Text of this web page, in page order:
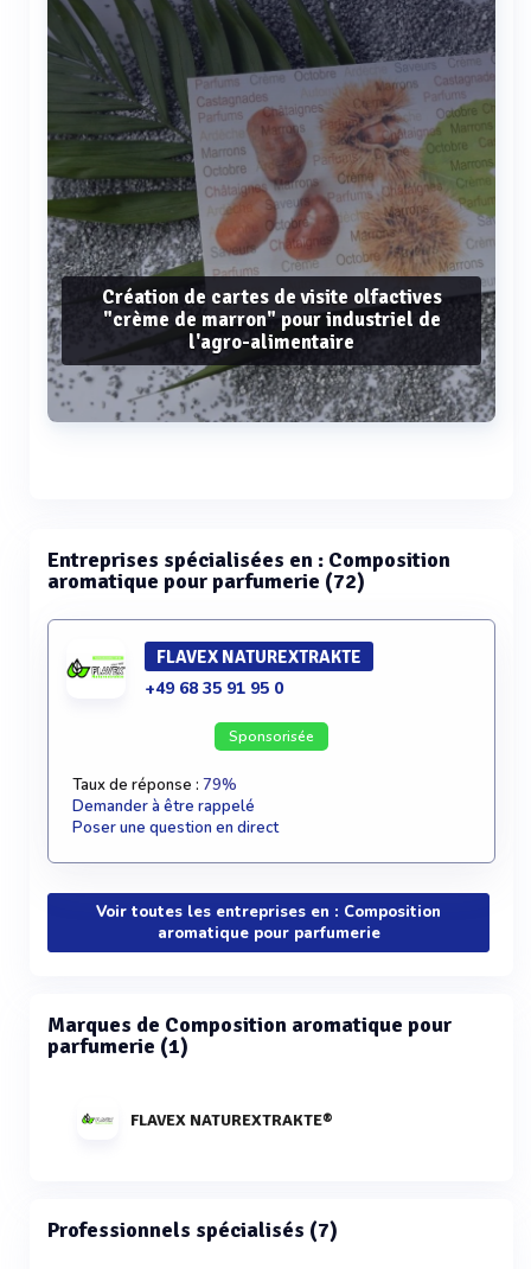
Création de cartes de visite olfactives
"crème de marron" pour industriel de
l'agro-alimentaire
Entreprises spécialisées en : Composition
aromatique pour parfumerie (72)
FLAVEX NATUREXTRAKTE
+49 68 35 91 95 0
Sponsorisée
Taux de réponse : 79%
Demander à être rappelé
Poser une question en direct
Voir toutes les entreprises en : Composition
aromatique pour parfumerie
Marques de Composition aromatique pour
parfumerie (1)
FLAVEX NATUREXTRAKTE®
Professionnels spécialisés (7)